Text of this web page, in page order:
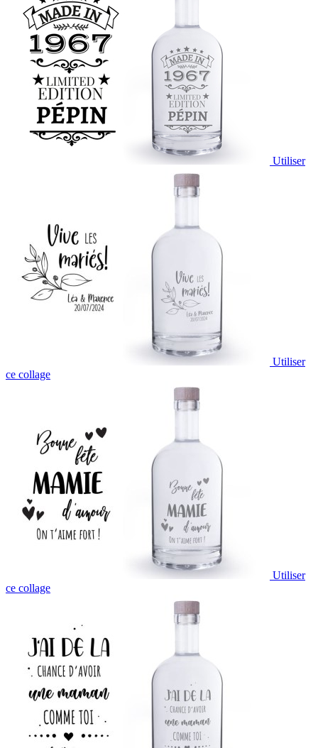
Utiliser
Utiliser
ce collage
Utiliser
ce collage